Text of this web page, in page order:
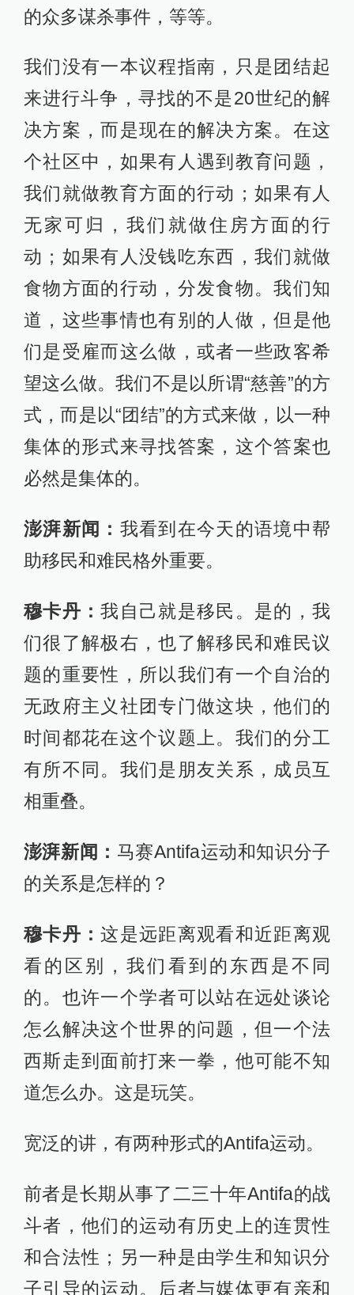
的众多谋杀事件，等等。
我们没有一本议程指南，只是团结起
来进行斗争，寻找的不是20世纪的解
决方案，而是现在的解决方案。在这
个社区中，如果有人遇到教育问题，
我们就做教育方面的行动；如果有人
无家可归，我们就做住房方面的行
动；如果有人没钱吃东西，我们就做
食物方面的行动，分发食物。我们知
道，这些事情也有别的人做，但是他
们是受雇而这么做，或者一些政客希
望这么做。我们不是以所谓“慈善”的方
式，而是以“团结”的方式来做，以一种
集体的形式来寻找答案，这个答案也
必然是集体的。
澎湃新闻： 我看到在今天的语境中帮
助移民和难民格外重要。
穆卡丹：我自己就是移民。是的，我
们很了解极右，也了解移民和难民议
题的重要性，所以我们有一个自治的
无政府主义社团专门做这块，他们的
时间都花在这个议题上。我们的分工
有所不同。我们是朋友关系，成员互
相重叠。
澎湃新闻： 马赛Antifa运动和知识分子
的关系是怎样的？
穆卡丹：这是远距离观看和近距离观
看的区别，我们看到的东西是不同
的。也许一个学者可以站在远处谈论
怎么解决这个世界的问题，但一个法
西斯走到面前打来一拳，他可能不知
道怎么办。这是玩笑。
宽泛的讲，有两种形式的Antifa运动。
前者是长期从事了二三十年Antifa的战
斗者，他们的运动有历史上的连贯性
和合法性；另一种是由学生和知识分
子引导的运动。后者与媒体更有亲和